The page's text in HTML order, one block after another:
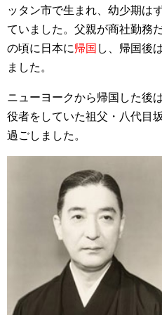
ッタン市で生まれ、幼少期は
ていました。父親が商社勤務
の頃に日本に帰国 し、帰国後
ました。
ニューヨークから帰国した後
役者をしていた祖父・八代目
過ごしました。